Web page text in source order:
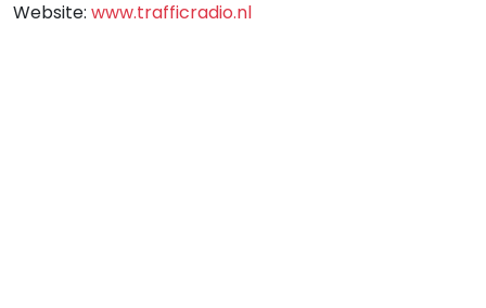
Website: www.trafficradio.nl